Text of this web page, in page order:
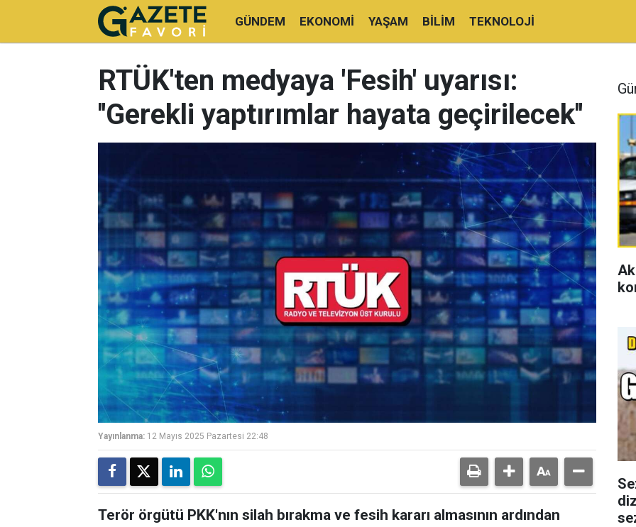
GÜNDEM EKONOMI YAŞAM BILIM TEKNOLOJI
RTÜK'ten medyaya 'Fesih' uyarısı:
''Gerekli yaptırımlar hayata geçirilecek''
Yayınlanma: 12 Mayıs 2025 Pazartesi 22:48
Terör örgütü PKK'nın silah bırakma ve fesih kararı almasının ardından